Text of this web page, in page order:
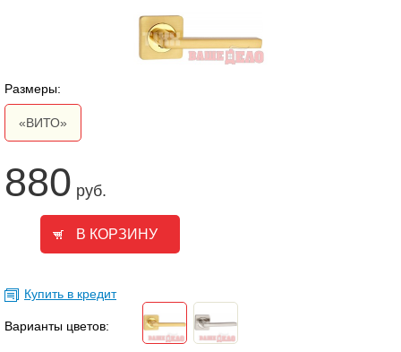
Размеры:
«ВИТО»
880 руб.
Купить в кредит
Варианты цветов: